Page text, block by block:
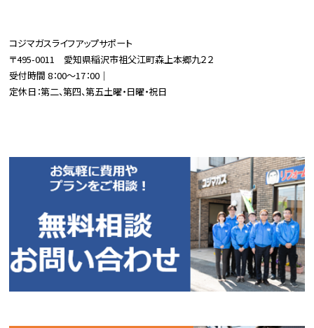
コジマガスライフアップサポート
〒495-0011 愛知県稲沢市祖父江町森上本郷九２２
受付時間 8：00～17：00｜
定休日：第二、第四、第五土曜・日曜・祝日